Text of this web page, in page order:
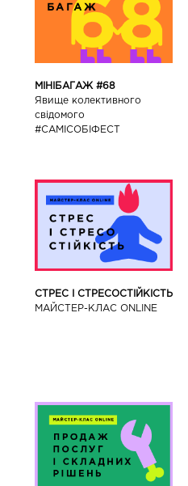
МІНІБАГАЖ #68
Явище колективного
свідомого
#САМІСОБІФЕСТ
СТРЕС І СТРЕСОСТІЙКІСТЬ
МАЙСТЕР-КЛАС ONLINE